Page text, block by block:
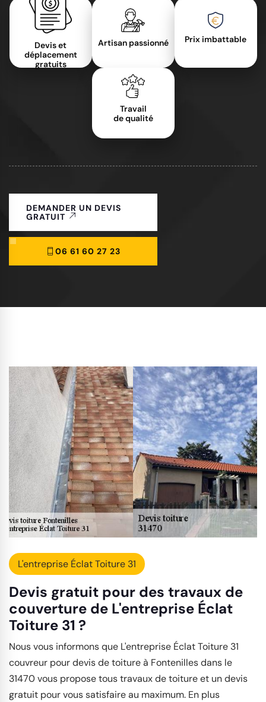
Devis et
déplacement
gratuits
Artisan passionné Prix imbattable
Travail
de qualité
DEMANDER UN DEVIS
GRATUIT
06 61 60 27 23
L'entreprise Éclat Toiture 31
Devis gratuit pour des travaux de
couverture de L'entreprise Éclat
Toiture 31 ?
Nous vous informons que L'entreprise Éclat Toiture 31
couvreur pour devis de toiture à Fontenilles dans le
31470 vous propose tous travaux de toiture et un devis
gratuit pour vous satisfaire au maximum. En plus